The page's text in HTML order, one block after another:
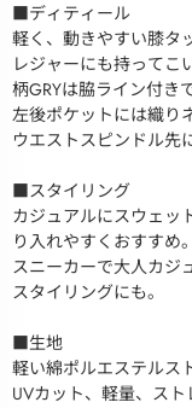
■ディティール
軽く、動きやすい膝タ
レジャーにも持ってこ
柄GRYは脇ライン付き
左後ポケットには織り
ウエストスピンドル先
■スタイリング
カジュアルにスウェッ
り入れやすくおすすめ。
スニーカーで大人カジ
スタイリングにも。
■生地
軽い綿ポルエステルス
UVカット、軽量、スト